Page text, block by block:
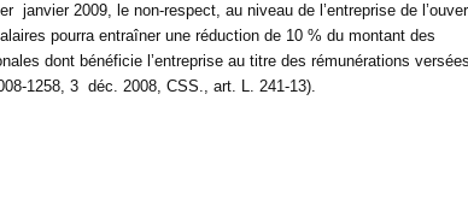
janvier 2009, le non-respect, au niveau de l’entreprise de
pourra entraîner une réduction de 10 % du montant des
dont bénéficie l’entreprise au titre des rémunérations
1258, 3 déc. 2008, CSS., art. L. 241-13).